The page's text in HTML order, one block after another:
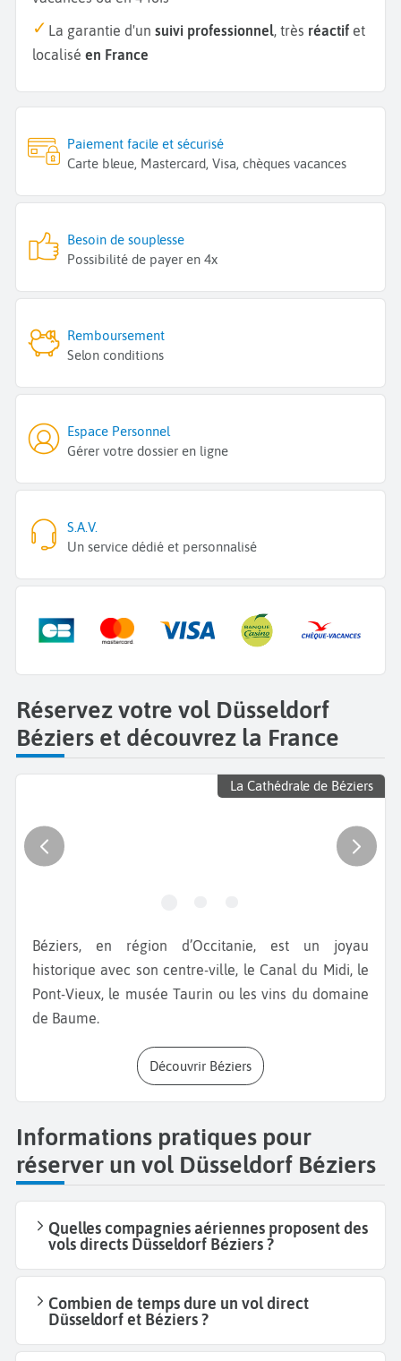
La garantie d'un suivi professionnel, très réactif et
localisé en France
Paiement facile et sécurisé
Carte bleue, Mastercard, Visa, chèques vacances
Besoin de souplesse
Possibilité de payer en 4x
Remboursement
Selon conditions
Espace Personnel
Gérer votre dossier en ligne
S.A.V.
Un service dédié et personnalisé
Réservez votre vol Düsseldorf
Béziers et découvrez la France
La Cathédrale de Béziers
Béziers, en région d’Occitanie, est un joyau
historique avec son centre-ville, le Canal du Midi, le
Pont-Vieux, le musée Taurin ou les vins du domaine
de Baume.
Découvrir Béziers
Informations pratiques pour
réserver un vol Düsseldorf Béziers
Quelles compagnies aériennes proposent des
vols directs Düsseldorf Béziers ?
Combien de temps dure un vol direct
Düsseldorf et Béziers ?